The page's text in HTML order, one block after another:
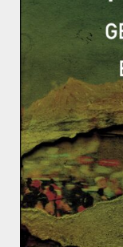
les plus
était le
XIXe, et
importateurs
nitrières
britanniques,
britannique à
possédait
mines, mais
de l’Allemagne,
Bretagne.
entreprises